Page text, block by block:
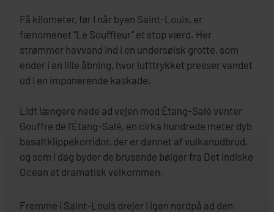
Få kilometer, før I når byen Saint-Louis, er
fænomenet "Le Souffleur" et stop værd. Her
strømmer havvand ind i en undersøisk grotte, som
ender i en lille åbning, hvor lufttrykket presser vandet
ud i en imponerende kaskade.
Lidt længere nede ad vejen mod Étang-Salé venter
Gouffre de l'Étang-Salé, en cirka hundrede meter dyb
basaltklippekorridor, der er dannet af vulkanudbrud,
og som i dag byder de brusende bølger fra Det Indiske
Ocean et dramatisk velkommen.
Fremme i Saint-Louis drejer I igen nordpå ad den